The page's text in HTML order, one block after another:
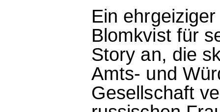
Ein
Blomkvist für
Story an, die
Amts- und
Gesellschaft